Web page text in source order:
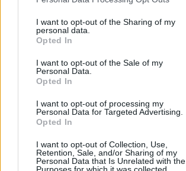
I want to opt-out of the Sharing of my
personal data.
Opted In
I want to opt-out of the Sale of my
Personal Data.
Opted In
I want to opt-out of processing my
Personal Data for Targeted Advertising.
Opted In
I want to opt-out of Collection, Use,
Retention, Sale, and/or Sharing of my
Personal Data that Is Unrelated with the
Purposes for which it was collected.
Vitoriaa 43,23 kilómetros
kilómetros
Santander a 84,71
kilómetros
Logroñoa 89,24
Pamplonaa 106,62
kilómetros